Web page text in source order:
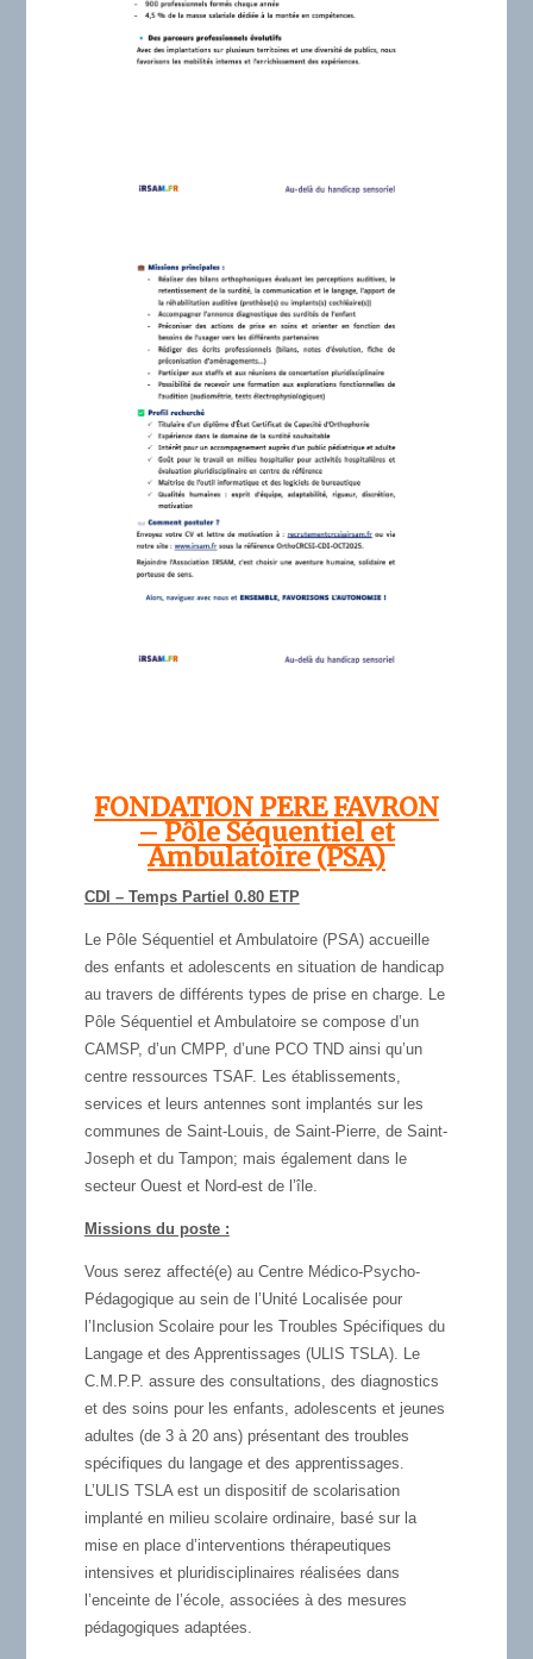
FONDATION PERE FAVRON
– Pôle Séquentiel et
Ambulatoire (PSA)
CDI – Temps Partiel 0.80 ETP
Le Pôle Séquentiel et Ambulatoire (PSA) accueille
des enfants et adolescents en situation de handicap
au travers de différents types de prise en charge. Le
Pôle Séquentiel et Ambulatoire se compose d’un
CAMSP, d’un CMPP, d’une PCO TND ainsi qu’un
centre ressources TSAF. Les établissements,
services et leurs antennes sont implantés sur les
communes de Saint-Louis, de Saint-Pierre, de Saint-
Joseph et du Tampon; mais également dans le
secteur Ouest et Nord-est de l’île.
Missions du poste :
Vous serez affecté(e) au Centre Médico-Psycho-
Pédagogique au sein de l’Unité Localisée pour
l’Inclusion Scolaire pour les Troubles Spécifiques du
Langage et des Apprentissages (ULIS TSLA). Le
C.M.P.P. assure des consultations, des diagnostics
et des soins pour les enfants, adolescents et jeunes
adultes (de 3 à 20 ans) présentant des troubles
spécifiques du langage et des apprentissages.
L’ULIS TSLA est un dispositif de scolarisation
implanté en milieu scolaire ordinaire, basé sur la
mise en place d’interventions thérapeutiques
intensives et pluridisciplinaires réalisées dans
l’enceinte de l’école, associées à des mesures
pédagogiques adaptées.